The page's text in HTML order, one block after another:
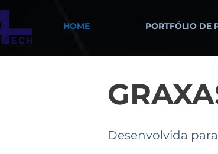
HOME PORTFÓLIO DE
Desenvolvida